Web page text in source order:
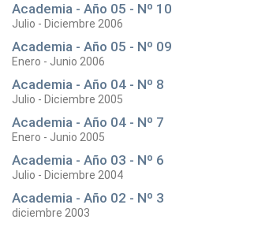
Academia - Año 05 - Nº 10
Julio - Diciembre 2006
Academia - Año 05 - Nº 09
Enero - Junio 2006
Academia - Año 04 - Nº 8
Julio - Diciembre 2005
Academia - Año 04 - Nº 7
Enero - Junio 2005
Academia - Año 03 - Nº 6
Julio - Diciembre 2004
Academia - Año 02 - Nº 3
diciembre 2003